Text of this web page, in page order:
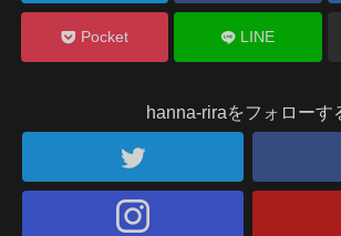
Pocket LINE
hanna-riraをフォローす